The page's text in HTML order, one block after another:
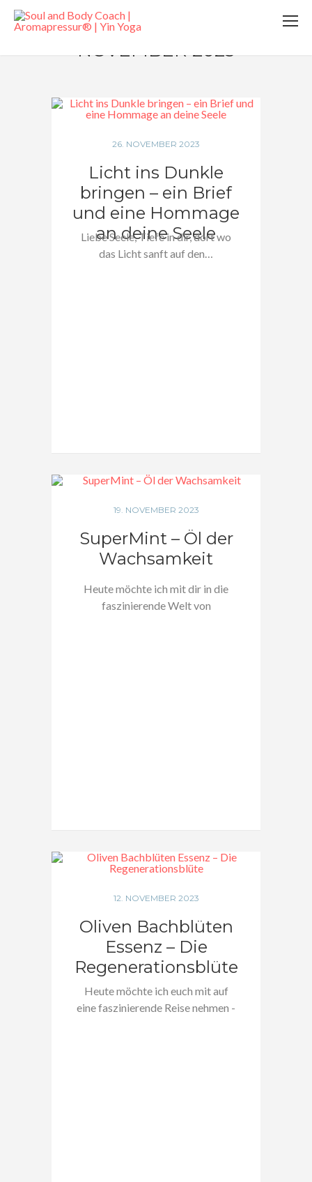
NOVEMBER 2023
26. NOVEMBER 2023
Licht ins Dunkle
bringen – ein Brief
und eine Hommage
an deine Seele
Liebe Seele, Tiefe in dir, dort wo
das Licht sanft auf den…
19. NOVEMBER 2023
SuperMint – Öl der
Wachsamkeit
Heute möchte ich mit dir in die
faszinierende Welt von
12. NOVEMBER 2023
Oliven Bachblüten
Essenz – Die
Regenerationsblüte
Heute möchte ich euch mit auf
eine faszinierende Reise nehmen -